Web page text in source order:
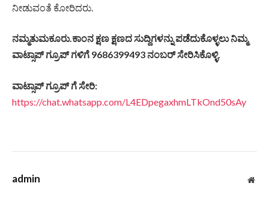
ನೀಡುವಂತೆ ಕೋರಿದರು.
ನಮ್ಮತುಮಕೂರು.ಕಾಂನ ಕ್ಷಣ ಕ್ಷಣದ ಸುದ್ದಿಗಳನ್ನು ಪಡೆದುಕೊಳ್ಳಲು ನಿಮ್ಮ
ವಾಟ್ಸಾಪ್ ಗ್ರೂಪ್ ಗಳಿಗೆ 9686399493 ನಂಬರ್ ಸೇರಿಸಿಕೊಳ್ಳಿ.
ವಾಟ್ಸಾಪ್ ಗ್ರೂಪ್ ಗೆ ಸೇರಿ:
https://chat.whatsapp.com/L4EDpegaxhmLTkOnd50sAy
admin